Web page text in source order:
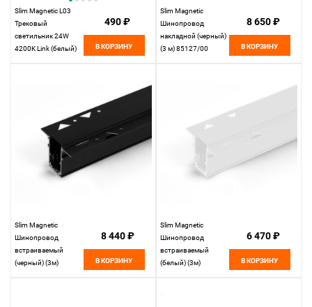
Slim Magnetic L03
Трековый
светильник 24W
4200K Link (белый)
490 ₽
В КОРЗИНУ
Slim Magnetic
Шинопровод
накладной (черный)
(3 м) 85127/00
8 650 ₽
В КОРЗИНУ
Slim Magnetic
Шинопровод
встраиваемый
(черный) (3м)
8 440 ₽
В КОРЗИНУ
Slim Magnetic
Шинопровод
встраиваемый
(белый) (3м)
6 470 ₽
В КОРЗИНУ